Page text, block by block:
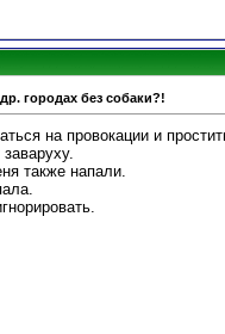
городах без собаки?!
на провокации и
также напали.